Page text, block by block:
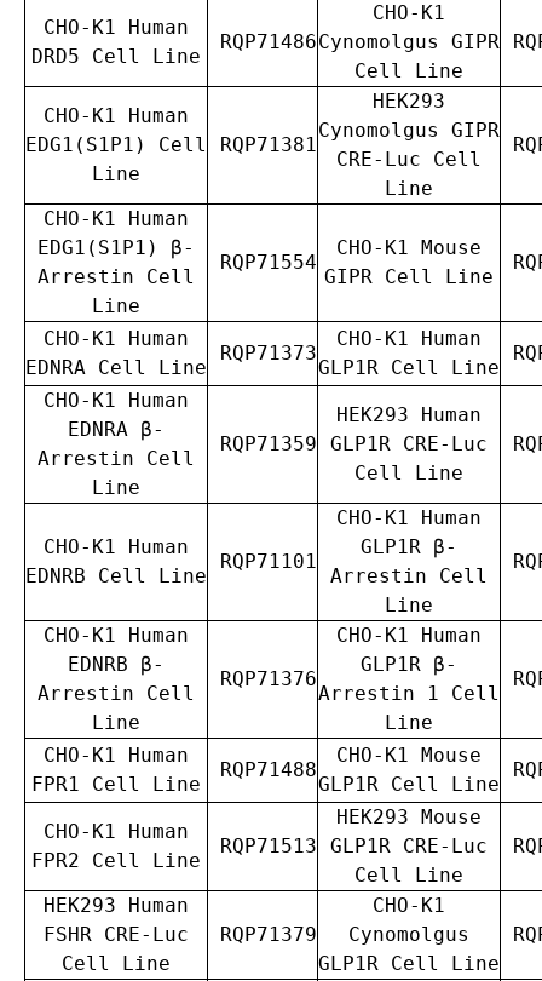
CHO-K1 Human
DRD5 Cell Line
RQP71486
CHO-K1
Cynomolgus GIPR
Cell Line
CHO-K1 Human
EDG1(S1P1) Cell
Line
RQP71381
HEK293
Cynomolgus GIPR
CRE-Luc Cell
Line
CHO-K1 Human
EDG1(S1P1) β-
Arrestin Cell
Line
RQP71554
CHO-K1 Mouse
GIPR Cell Line
CHO-K1 Human
EDNRA Cell Line
RQP71373
CHO-K1 Human
GLP1R Cell Line
CHO-K1 Human
EDNRA β-
Arrestin Cell
Line
RQP71359
HEK293 Human
GLP1R CRE-Luc
Cell Line
CHO-K1 Human
EDNRB Cell Line
RQP71101
CHO-K1 Human
GLP1R β-
Arrestin Cell
Line
CHO-K1 Human
EDNRB β-
Arrestin Cell
Line
RQP71376
CHO-K1 Human
GLP1R β-
Arrestin 1 Cell
Line
CHO-K1 Human
FPR1 Cell Line
RQP71488
CHO-K1 Mouse
GLP1R Cell Line
CHO-K1 Human
FPR2 Cell Line
RQP71513
HEK293 Mouse
GLP1R CRE-Luc
Cell Line
HEK293 Human
FSHR CRE-Luc
Cell Line
RQP71379
CHO-K1
Cynomolgus
GLP1R Cell Line